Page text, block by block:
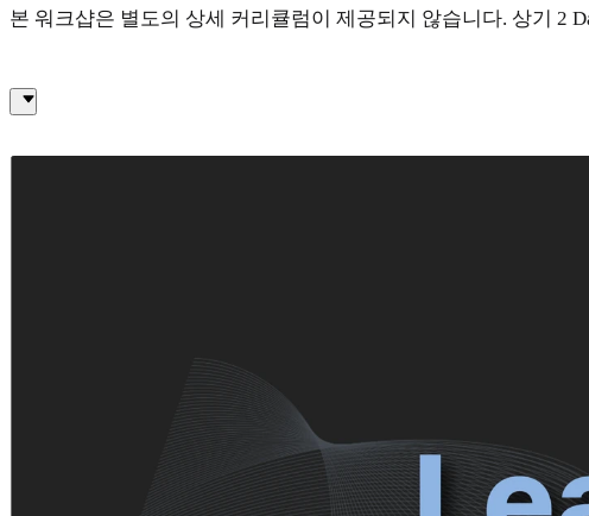
본 워크샵은 별도의 상세 커리큘럼이 제공되지 않습니다. 상기 2